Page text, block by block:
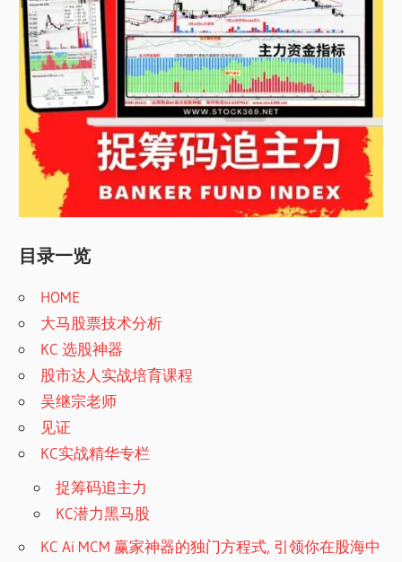
目录一览
HOME
大马股票技术分析
KC 选股神器
股市达人实战培育课程
吴继宗老师
见证
KC实战精华专栏
捉筹码追主力
KC潜力黑马股
KC Ai MCM 赢家神器的独门方程式, 引领你在股海中